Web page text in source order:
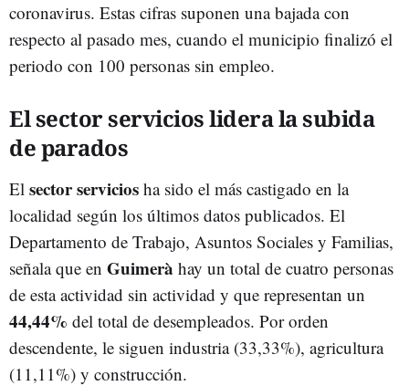
coronavirus. Estas cifras suponen una bajada con
respecto al pasado mes, cuando el municipio finalizó el
periodo con 100 personas sin empleo.
El sector servicios lidera la subida
de parados
El sector servicios ha sido el más castigado en la
localidad según los últimos datos publicados. El
Departamento de Trabajo, Asuntos Sociales y Familias,
señala que en Guimerà hay un total de cuatro personas
de esta actividad sin actividad y que representan un
44,44% del total de desempleados. Por orden
descendente, le siguen industria (33,33%), agricultura
(11,11%) y construcción.